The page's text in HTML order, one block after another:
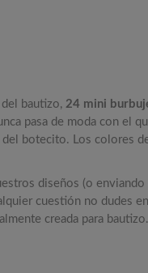
bautizo, 24 mini
pasa de moda con el
del botecito. Los colores
diseños (o
cuestión no dudes
creada para bautizo.